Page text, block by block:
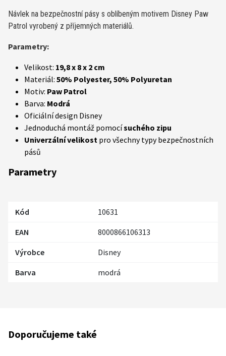
Návlek na bezpečnostní pásy s oblíbeným motivem Disney Paw
Patrol vyrobený z příjemných materiálů.
Parametry:
Velikost: 19,8 x 8 x 2 cm
Materiál: 50% Polyester, 50% Polyuretan
Motiv: Paw Patrol
Barva: Modrá
Oficiální design Disney
Jednoduchá montáž pomocísuchého zipu
Univerzální velikost pro všechny typy bezpečnostních
pásů
Parametry
Kód
10631
EAN
8000866106313
Výrobce
Disney
Barva
modrá
Doporučujeme také